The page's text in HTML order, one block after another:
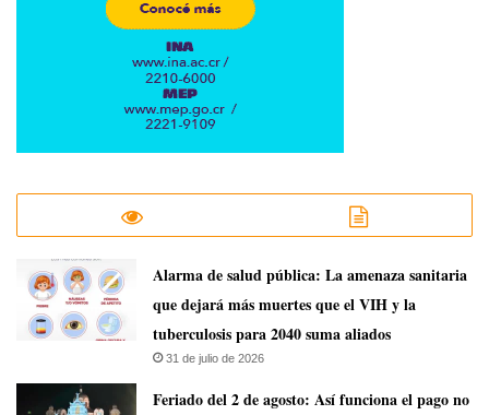
​Alarma de salud pública: La amenaza sanitaria
que dejará más muertes que el VIH y la
tuberculosis para 2040 suma aliados
31 de julio de 2026
Feriado del 2 de agosto: Así funciona el pago no